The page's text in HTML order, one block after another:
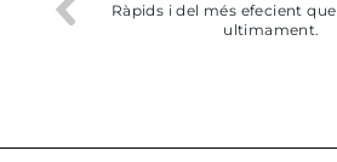
Ràpids i del més efecient
ultimament.